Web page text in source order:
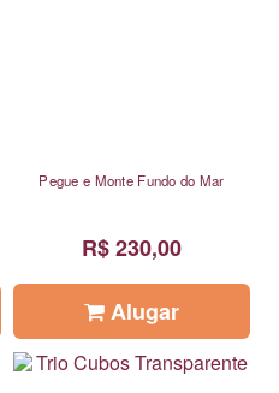
Pegue e Monte Fundo do Mar
R$ 230,00
Alugar